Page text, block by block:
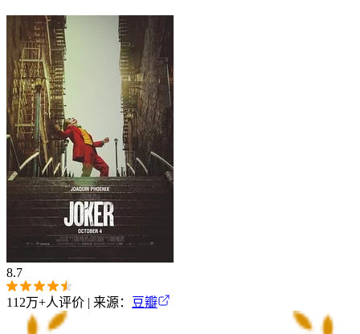
8.7
112万+人评价 | 来源： 豆瓣